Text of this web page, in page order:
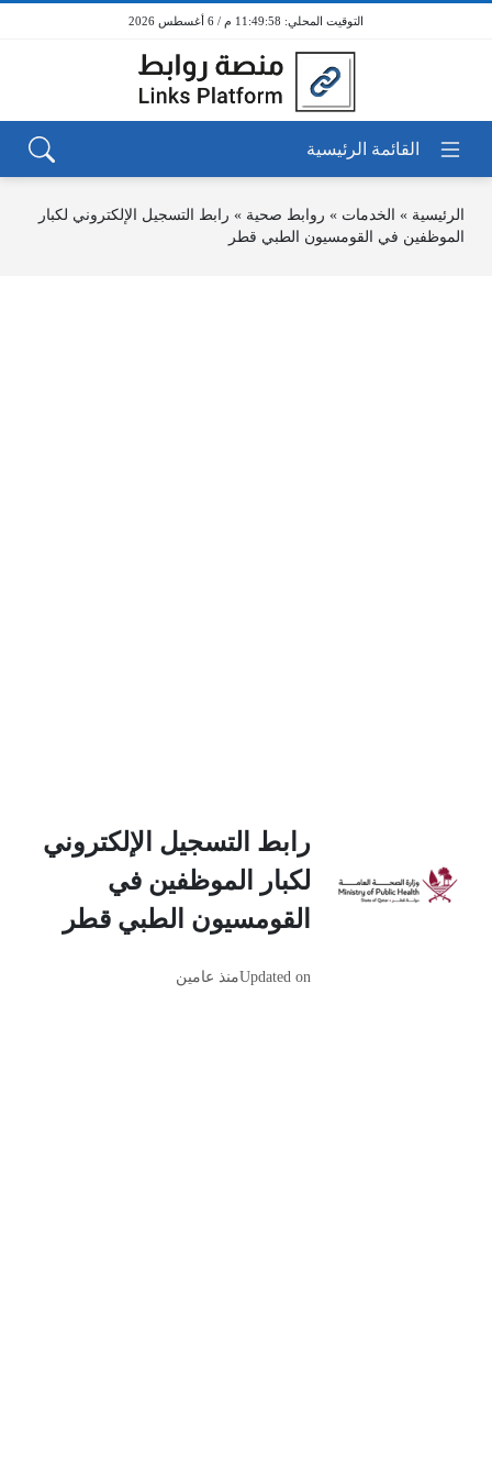
11:49:58 م / 6 أغسطس 2026
الرئيسية » الخدمات » روابط صحية » رابط التسجيل الإلكتروني لكبار
الموظفين في القومسيون الطبي قطر
رابط التسجيل الإلكتروني
لكبار الموظفين في
القومسيون الطبي قطر
Updated onمنذ عامين